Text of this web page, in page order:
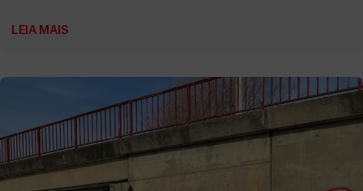
LEIA MAIS